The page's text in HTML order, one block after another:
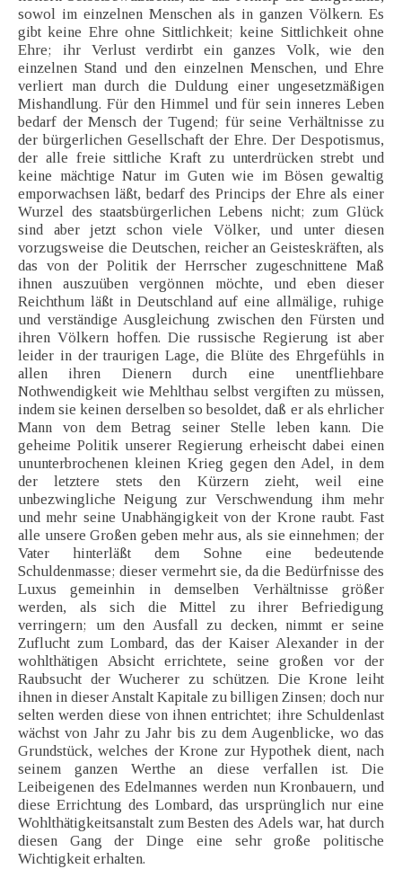
sowol im einzelnen Menschen als in ganzen Völkern. Es
gibt keine Ehre ohne Sittlichkeit; keine Sittlichkeit ohne
Ehre; ihr Verlust verdirbt ein ganzes Volk, wie den
einzelnen Stand und den einzelnen Menschen, und Ehre
verliert man durch die Duldung einer ungesetzmäßigen
Mishandlung. Für den Himmel und für sein inneres Leben
bedarf der Mensch der Tugend; für seine Verhältnisse zu
der bürgerlichen Gesellschaft der Ehre. Der Despotismus,
der alle freie sittliche Kraft zu unterdrücken strebt und
keine mächtige Natur im Guten wie im Bösen gewaltig
emporwachsen läßt, bedarf des Princips der Ehre als einer
Wurzel des staatsbürgerlichen Lebens nicht; zum Glück
sind aber jetzt schon viele Völker, und unter diesen
vorzugsweise die Deutschen, reicher an Geisteskräften, als
das von der Politik der Herrscher zugeschnittene Maß
ihnen auszuüben vergönnen möchte, und eben dieser
Reichthum läßt in Deutschland auf eine allmälige, ruhige
und verständige Ausgleichung zwischen den Fürsten und
ihren Völkern hoffen. Die russische Regierung ist aber
leider in der traurigen Lage, die Blüte des Ehrgefühls in
allen ihren Dienern durch eine unentfliehbare
Nothwendigkeit wie Mehlthau selbst vergiften zu müssen,
indem sie keinen derselben so besoldet, daß er als ehrlicher
Mann von dem Betrag seiner Stelle leben kann. Die
geheime Politik unserer Regierung erheischt dabei einen
ununterbrochenen kleinen Krieg gegen den Adel, in dem
der letztere stets den Kürzern zieht, weil eine
unbezwingliche Neigung zur Verschwendung ihm mehr
und mehr seine Unabhängigkeit von der Krone raubt. Fast
alle unsere Großen geben mehr aus, als sie einnehmen; der
Vater hinterläßt dem Sohne eine bedeutende
Schuldenmasse; dieser vermehrt sie, da die Bedürfnisse des
Luxus gemeinhin in demselben Verhältnisse größer
werden, als sich die Mittel zu ihrer Befriedigung
verringern; um den Ausfall zu decken, nimmt er seine
Zuflucht zum Lombard, das der Kaiser Alexander in der
wohlthätigen Absicht errichtete, seine großen vor der
Raubsucht der Wucherer zu schützen. Die Krone leiht
ihnen in dieser Anstalt Kapitale zu billigen Zinsen; doch nur
selten werden diese von ihnen entrichtet; ihre Schuldenlast
wächst von Jahr zu Jahr bis zu dem Augenblicke, wo das
Grundstück, welches der Krone zur Hypothek dient, nach
seinem ganzen Werthe an diese verfallen ist. Die
Leibeigenen des Edelmannes werden nun Kronbauern, und
diese Errichtung des Lombard, das ursprünglich nur eine
Wohlthätigkeitsanstalt zum Besten des Adels war, hat durch
diesen Gang der Dinge eine sehr große politische
Wichtigkeit erhalten.